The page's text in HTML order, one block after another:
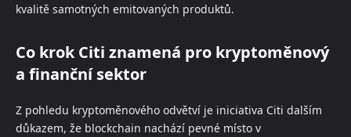
kvalitě samotných emitovaných produktů.
Co krok Citi znamená pro kryptoměnový
a finanční sektor
Z pohledu kryptoměnového odvětví je iniciativa Citi dalším
důkazem, že blockchain nachází pevné místo v